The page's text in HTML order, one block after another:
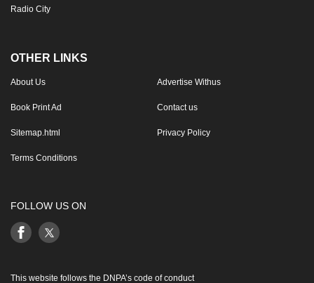
Radio City
OTHER LINKS
About Us Advertise Withus
Book Print Ad Contact us
Sitemap.html Privacy Policy
Terms Conditions
FOLLOW US ON
This website follows the DNPA’s code of conduct